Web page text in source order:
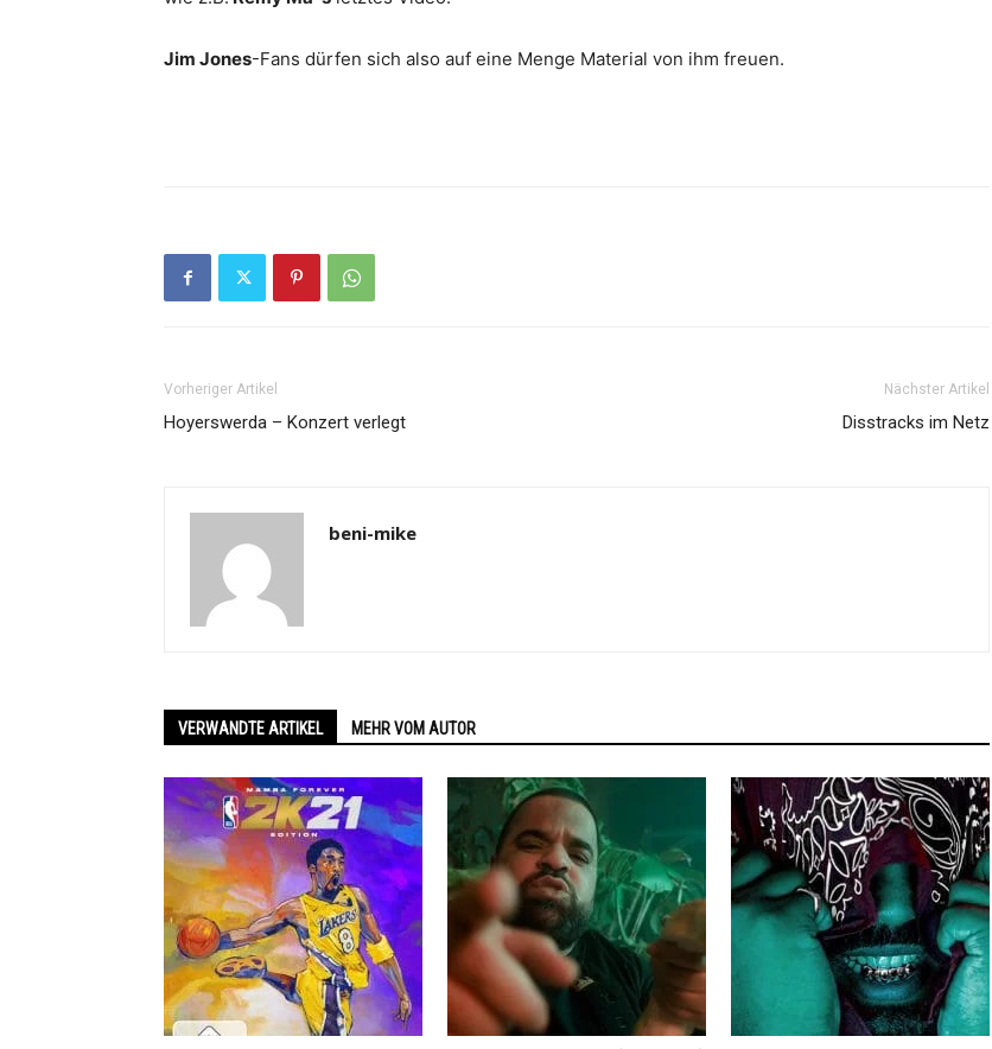
Jim Jones-Fans dürfen sich also auf eine Menge Material von ihm freuen.
Vorheriger Artikel
Hoyerswerda – Konzert verlegt
Nächster Artikel
Disstracks im Netz
beni-mike
VERWANDTE ARTIKEL MEHR VOM AUTOR